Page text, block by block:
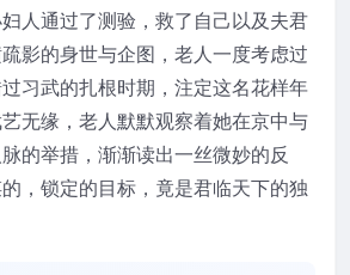
人通过了测验，救了自己以及夫君
影的身世与企图，老人一度考虑过
习武的扎根时期，注定这名花样年
无缘，老人默默观察着她在京中与
的举措，渐渐读出一丝微妙的反
，锁定的目标，竟是君临天下的独